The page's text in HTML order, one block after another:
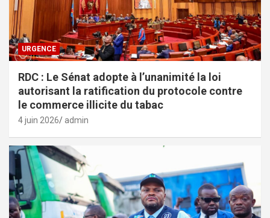
URGENCE
RDC : Le Sénat adopte à l’unanimité la loi
autorisant la ratification du protocole contre
le commerce illicite du tabac
4 juin 2026 admin